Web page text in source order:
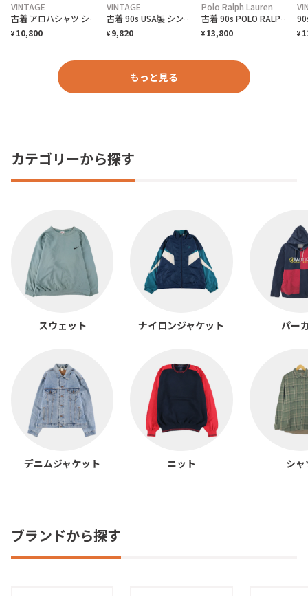
VINTAGE
古着 アロハシャツ シルクシャツ レーヨンシャツ 柄シャツ 総柄シャツ
¥ 10,800
VINTAGE
古着 90s USA製 シングルステッチ ビール プロモーション Tシャツ
¥ 9,820
Polo Ralph Lauren
古着 90s POLO RALPH LAUREN 先染め ブラックデニム デニム
¥ 13,800 ¥
もっと見る
カテゴリーから探す
スウェット ナイロンジャケット パー
デニムジャケット ニット シャ
ブランドから探す